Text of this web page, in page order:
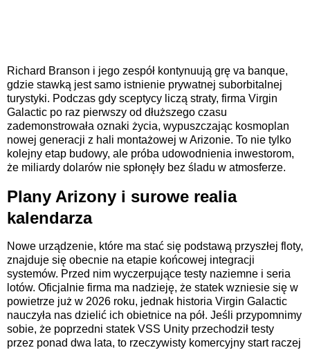
Richard Branson i jego zespół kontynuują grę va banque,
gdzie stawką jest samo istnienie prywatnej suborbitalnej
turystyki. Podczas gdy sceptycy liczą straty, firma Virgin
Galactic po raz pierwszy od dłuższego czasu
zademonstrowała oznaki życia, wypuszczając kosmoplan
nowej generacji z hali montażowej w Arizonie. To nie tylko
kolejny etap budowy, ale próba udowodnienia inwestorom,
że miliardy dolarów nie spłonęły bez śladu w atmosferze.
Plany Arizony i surowe realia
kalendarza
Nowe urządzenie, które ma stać się podstawą przyszłej floty,
znajduje się obecnie na etapie końcowej integracji
systemów. Przed nim wyczerpujące testy naziemne i seria
lotów. Oficjalnie firma ma nadzieję, że statek wzniesie się w
powietrze już w 2026 roku, jednak historia Virgin Galactic
nauczyła nas dzielić ich obietnice na pół. Jeśli przypomnimy
sobie, że poprzedni statek VSS Unity przechodził testy
przez ponad dwa lata, to rzeczywisty komercyjny start raczej